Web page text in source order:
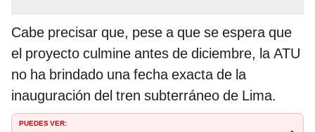
Cabe precisar que, pese a que se espera que
el proyecto culmine antes de diciembre, la ATU
no ha brindado una fecha exacta de la
inauguración del tren subterráneo de Lima.
PUEDES VER: